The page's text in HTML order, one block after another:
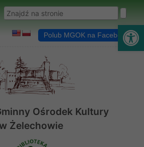
Wyszukaj w serwisie
Polub MGOK na Facebooku
Ośrodek Kultury
w Żelechowie